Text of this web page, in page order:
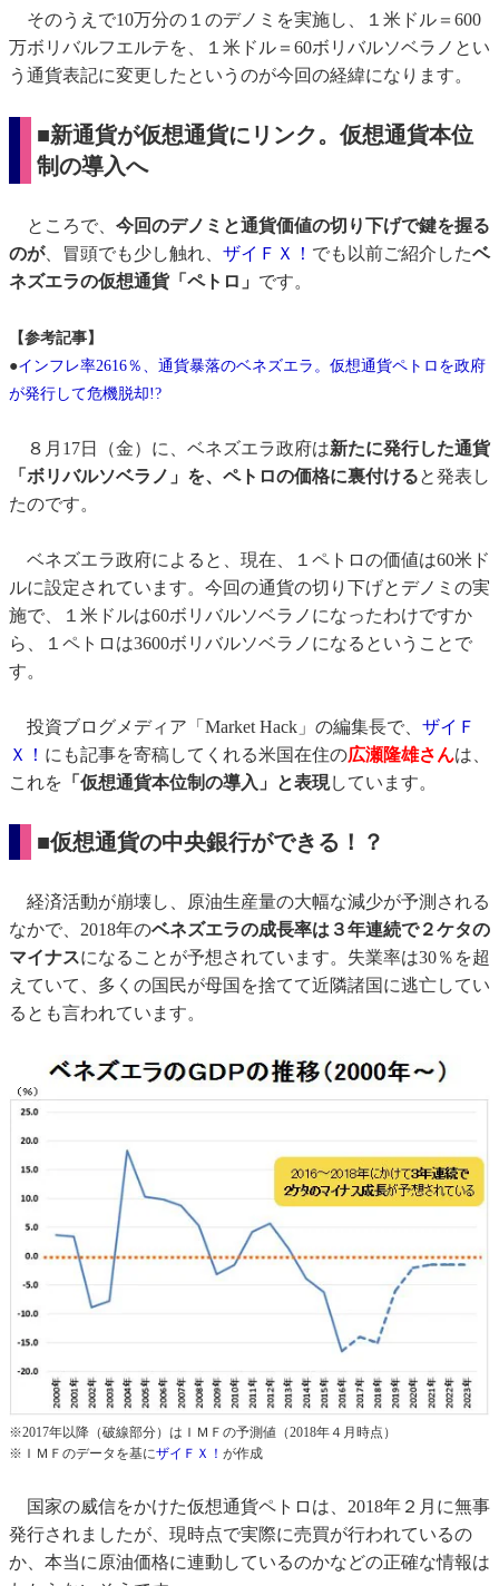
そのうえで10万分の１のデノミを実施し、１米ドル＝600
万ボリバルフエルテを、１米ドル＝60ボリバルソベラノとい
う通貨表記に変更したというのが今回の経緯になります。
■新通貨が仮想通貨にリンク。仮想通貨本位
制の導入へ
ところで、 今回のデノミと通貨価値の切り下げで鍵を握る
のが、冒頭でも少し触れ、 ザイＦＸ！ でも以前ご紹介したベ
ネズエラの仮想通貨「ペトロ」 です。
【参考記事】
●インフレ率2616％、通貨暴落のベネズエラ。仮想通貨ペトロを政府
が発行して危機脱却!?
８月17日（金）に、ベネズエラ政府は新たに発行した通貨
「ボリバルソベラノ」を、ペトロの価格に裏付けると発表し
たのです。
ベネズエラ政府によると、現在、１ペトロの価値は60米ド
ルに設定されています。今回の通貨の切り下げとデノミの実
施で、１米ドルは60ボリバルソベラノになったわけですか
ら、１ペトロは3600ボリバルソベラノになるということで
す。
投資ブログメディア「Market Hack」の編集長で、 ザイＦ
Ｘ！ にも記事を寄稿してくれる米国在住の広瀬隆雄さんは、
これを 「仮想通貨本位制の導入」と表現しています。
■仮想通貨の中央銀行ができる！？
経済活動が崩壊し、原油生産量の大幅な減少が予測される
なかで、2018年のベネズエラの成長率は３年連続で２ケタの
マイナスになることが予想されています。失業率は30％を超
えていて、多くの国民が母国を捨てて近隣諸国に逃亡してい
るとも言われています。
※2017年以降（破線部分）はＩＭＦの予測値（2018年４月時点）
※ＩＭＦのデータを基にザイＦＸ！ が作成
国家の威信をかけた仮想通貨ペトロは、2018年２月に無事
発行されましたが、現時点で実際に売買が行われているの
か、本当に原油価格に連動しているのかなどの正確な情報は